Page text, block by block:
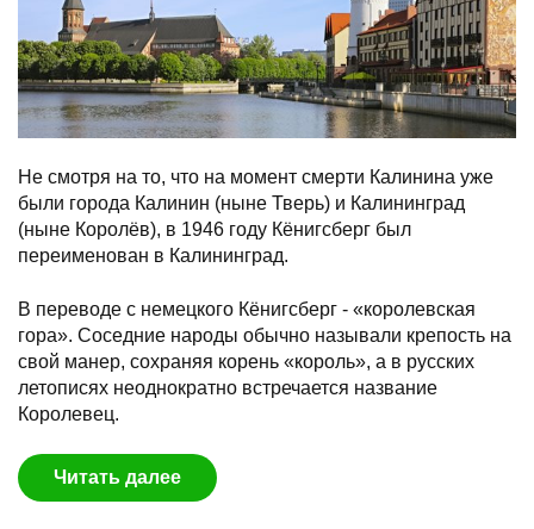
Не смотря на то, что на момент смерти Калинина уже
были города Калинин (ныне Тверь) и Калининград
(ныне Королёв), в 1946 году Кёнигсберг был
переименован в Калининград.
В переводе с немецкого Кёнигсберг - «королевская
гора». Соседние народы обычно называли крепость на
свой манер, сохраняя корень «король», а в русских
летописях неоднократно встречается название
Королевец.
Читать далее